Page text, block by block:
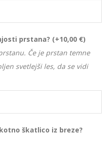
prstana? (+10,00 €)
Če je prstan temne
svetlejši les, da se vidi
škatlico iz breze?